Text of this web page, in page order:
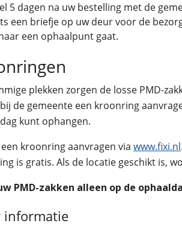
5 dagen na uw bestelling met de
een briefje op uw deur voor de
een ophaalpunt gaat.
plekken zorgen de losse PMD-
de gemeente een kroonring
kunt ophangen.
kroonring aanvragen via www.fixi.nl
is gratis. Als de locatie geschikt is,
PMD-zakken alleen op de
informatie